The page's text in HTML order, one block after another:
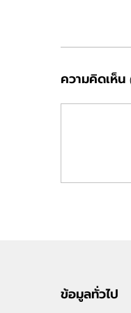
ความคิดเห็น
ข้อมูลทั่วไป